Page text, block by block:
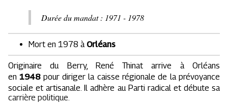
​Durée du mandat : 1971 - 1978
Mort en 1978 à Orléans
Originaire du Berry, René Thinat arrive à Orléans
en1948 pour diriger la caisse régionale de la prévoyance
sociale et artisanale. Il adhère au Parti radical et débute sa
carrière politique.